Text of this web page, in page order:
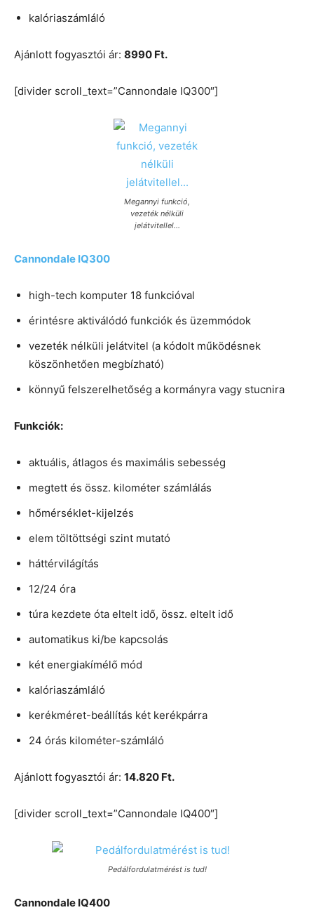
kalóriaszámláló
Ajánlott fogyasztói ár: 8990 Ft.
[divider scroll_text=”Cannondale IQ300″]
Megannyi funkció,
vezeték nélküli
jelátvitellel…
Cannondale IQ300
high-tech komputer 18 funkcióval
érintésre aktiválódó funkciók és üzemmódok
vezeték nélküli jelátvitel (a kódolt működésnek
köszönhetően megbízható)
könnyű felszerelhetőség a kormányra vagy stucnira
Funkciók:
aktuális, átlagos és maximális sebesség
megtett és össz. kilométer számlálás
hőmérséklet-kijelzés
elem töltöttségi szint mutató
háttérvilágítás
12/24 óra
túra kezdete óta eltelt idő, össz. eltelt idő
automatikus ki/be kapcsolás
két energiakímélő mód
kalóriaszámláló
kerékméret-beállítás két kerékpárra
24 órás kilométer-számláló
Ajánlott fogyasztói ár: 14.820 Ft.
[divider scroll_text=”Cannondale IQ400″]
Pedálfordulatmérést is tud!
Cannondale IQ400